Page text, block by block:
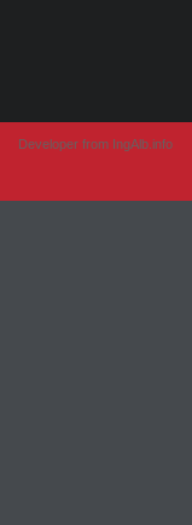
Developer from IngAlb.info